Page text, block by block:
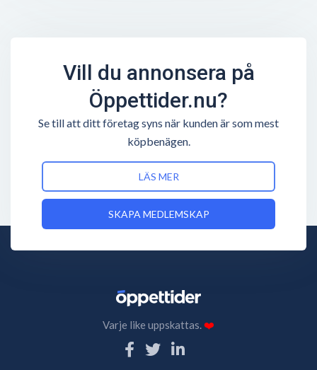
Vill du annonsera på
Öppettider.nu?
Se till att ditt företag syns när kunden är som mest
köpbenägen.
LÄS MER
SKAPA MEDLEMSKAP
Varje like uppskattas.❤️